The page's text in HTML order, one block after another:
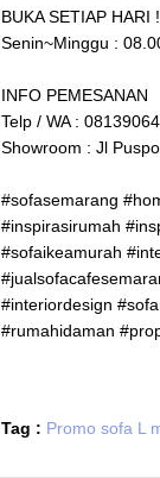
BUKA SETIAP HARI
Senin~Minggu :
INFO PEMESANAN
Telp / WA :
Showroom : Jl
#sofasemarang
#inspirasirumah
#sofaikeamurah
#interiordesign
#rumahidaman
Tag : Promo sofa L